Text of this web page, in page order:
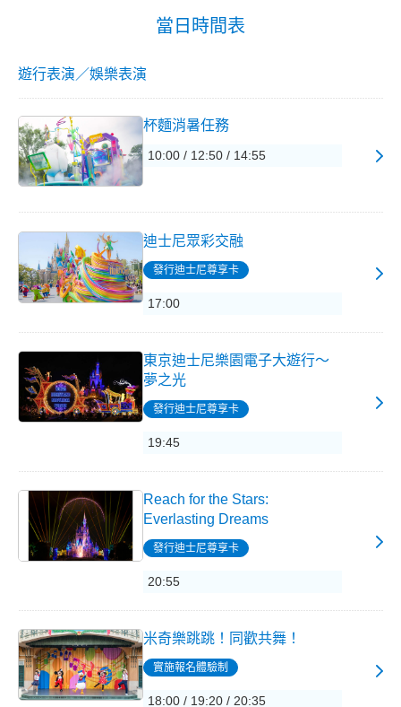
當日時間表
遊行表演／娛樂表演
杯麵消暑任務
10:00 / 12:50 / 14:55
迪士尼眾彩交融
發行迪士尼尊享卡
17:00
東京迪士尼樂園電子大遊行～
夢之光
發行迪士尼尊享卡
19:45
Reach for the Stars:
Everlasting Dreams
發行迪士尼尊享卡
20:55
米奇樂跳跳！同歡共舞！
實施報名體驗制
18:00 / 19:20 / 20:35